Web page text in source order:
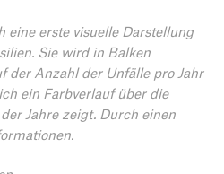
eine erste visuelle Darstellung
Sie wird in Balken
der Anzahl der Unfälle pro Jahr
ein Farbverlauf über die
Jahre zeigt. Durch einen